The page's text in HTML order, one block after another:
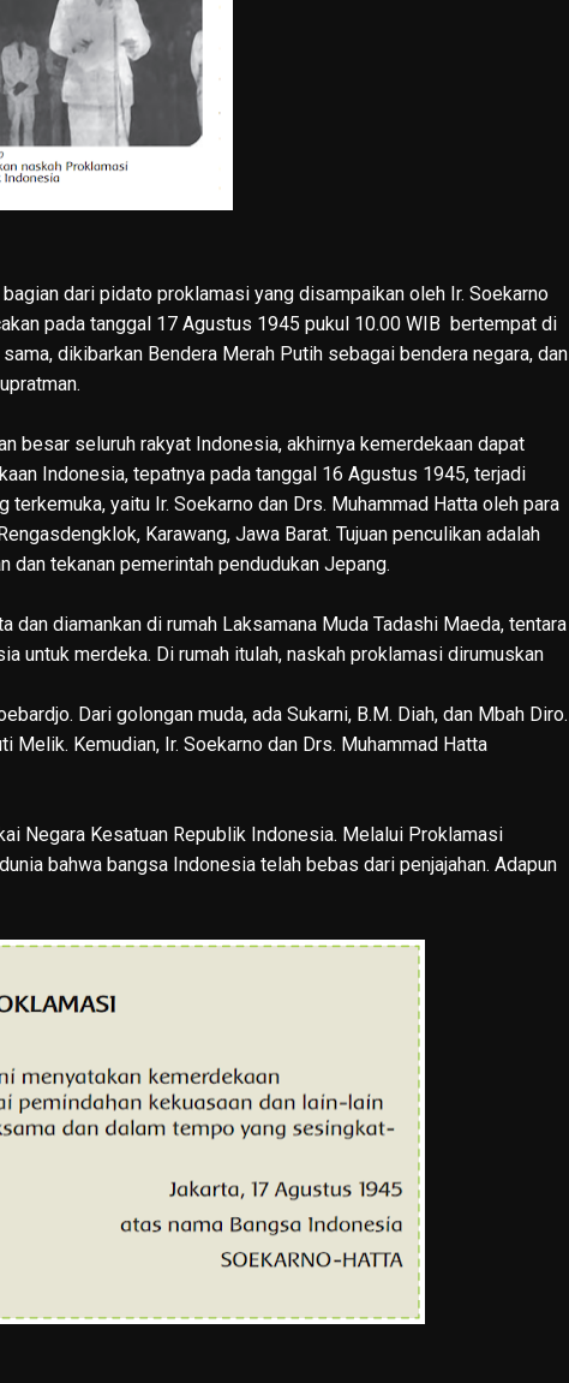
dari pidato proklamasi yang disampaikan oleh Ir. Soekarno
pada tanggal 17 Agustus 1945 pukul 10.00 WIB bertempat di
dikibarkan Bendera Merah Putih sebagai bendera negara, dan
besar seluruh rakyat Indonesia, akhirnya kemerdekaan dapat
Indonesia, tepatnya pada tanggal 16 Agustus 1945, terjadi
yaitu Ir. Soekarno dan Drs. Muhammad Hatta oleh para
Karawang, Jawa Barat. Tujuan penculikan adalah
dan tekanan pemerintah pendudukan Jepang.
diamankan di rumah Laksamana Muda Tadashi Maeda, tentara
untuk merdeka. Di rumah itulah, naskah proklamasi dirumuskan
Dari golongan muda, ada Sukarni, B.M. Diah, dan Mbah Diro.
Kemudian, Ir. Soekarno dan Drs. Muhammad Hatta
Negara Kesatuan Republik Indonesia. Melalui Proklamasi
bahwa bangsa Indonesia telah bebas dari penjajahan. Adapun